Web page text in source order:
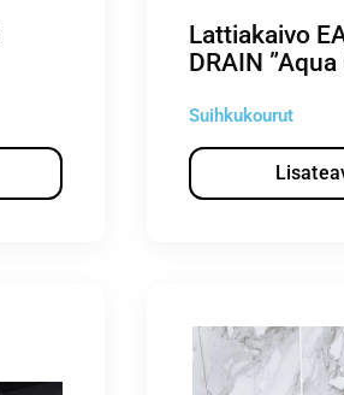
Lattiakaivo
DRAIN
Suihkukourut